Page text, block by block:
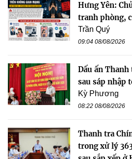
Hưng Yên:
tranh phòng,
Trần Quý
09:04 08/08/2026
Dấu ấn
sau sáp nhập
Kỳ Phương
08:22 08/08/2026
Thanh tra
trong xử lý